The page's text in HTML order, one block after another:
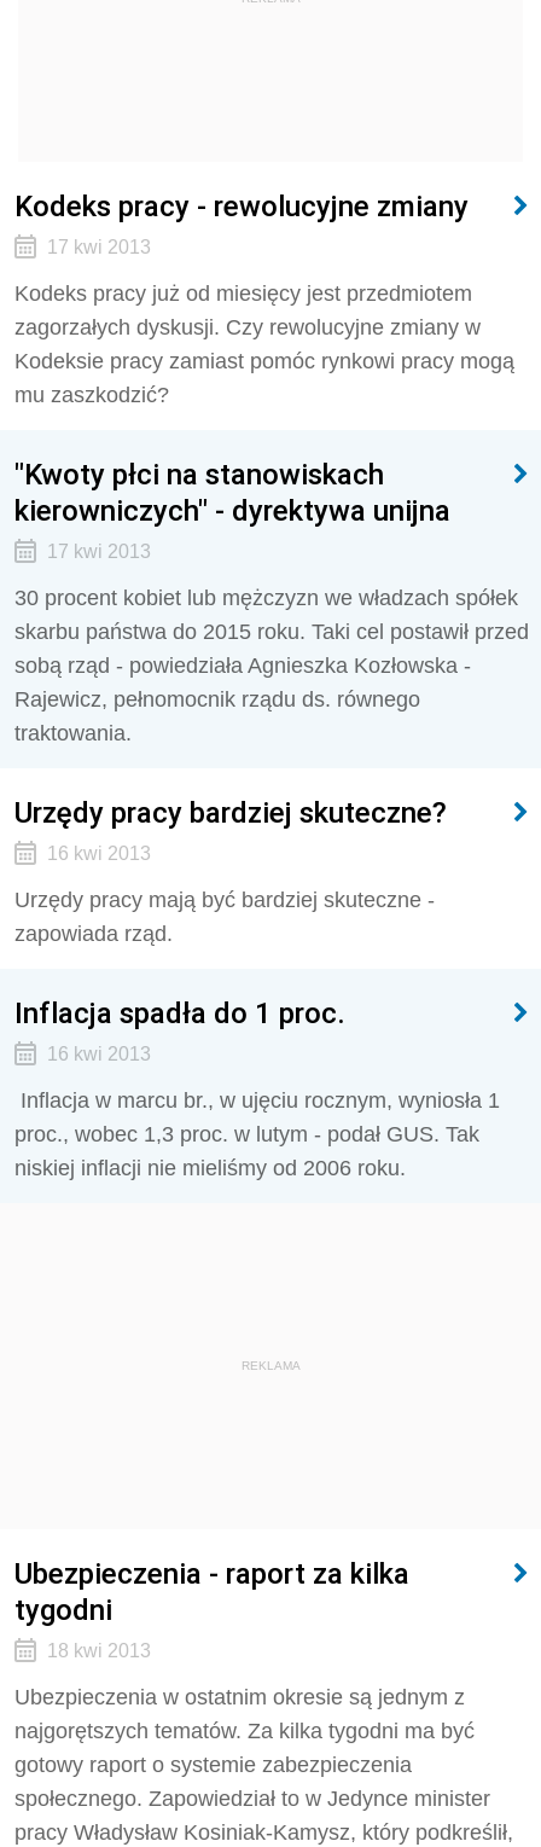
Kodeks pracy - rewolucyjne zmiany
17 kwi 2013
Kodeks pracy już od miesięcy jest przedmiotem
zagorzałych dyskusji. Czy rewolucyjne zmiany w
Kodeksie pracy zamiast pomóc rynkowi pracy mogą
mu zaszkodzić?
"Kwoty płci na stanowiskach
kierowniczych" - dyrektywa unijna
17 kwi 2013
30 procent kobiet lub mężczyzn we władzach spółek
skarbu państwa do 2015 roku. Taki cel postawił przed
sobą rząd - powiedziała Agnieszka Kozłowska -
Rajewicz, pełnomocnik rządu ds. równego
traktowania.
Urzędy pracy bardziej skuteczne?
16 kwi 2013
Urzędy pracy mają być bardziej skuteczne -
zapowiada rząd.
Inflacja spadła do 1 proc.
16 kwi 2013
Inflacja w marcu br., w ujęciu rocznym, wyniosła 1
proc., wobec 1,3 proc. w lutym - podał GUS. Tak
niskiej inflacji nie mieliśmy od 2006 roku.
REKLAMA
Ubezpieczenia - raport za kilka
tygodni
18 kwi 2013
Ubezpieczenia w ostatnim okresie są jednym z
najgorętszych tematów. Za kilka tygodni ma być
gotowy raport o systemie zabezpieczenia
społecznego. Zapowiedział to w Jedynce minister
pracy Władysław Kosiniak-Kamysz, który podkreślił,